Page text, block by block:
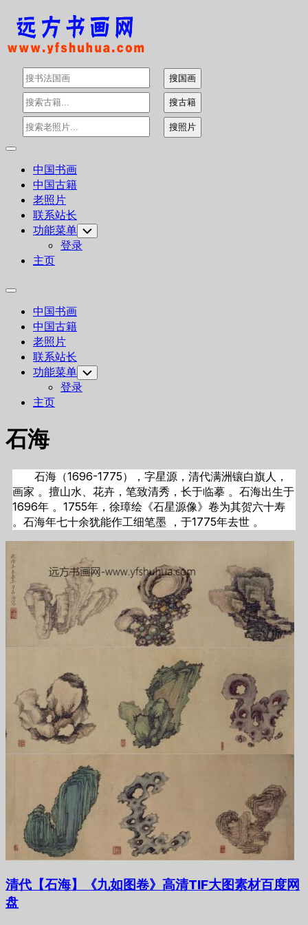
Skip
content
Expand
中国书画
中国古籍
老照片
联系站长
功能菜单 Toggle
Child
Menu
登录
主页
Expand
中国书画
中国古籍
老照片
联系站长
功能菜单 Toggle
Child
Menu
登录
主页
石海
石海（1696-1775），字星源，清代满洲镶白旗人，
画家 。擅山水、花卉，笔致清秀，长于临摹 。石海出生于
1696年 。1755年，徐璋绘《石星源像》卷为其贺六十寿
。石海年七十余犹能作工细笔墨 ，于1775年去世 。
清代【石海】《九如图卷》高清TIF大图素材百度网
盘